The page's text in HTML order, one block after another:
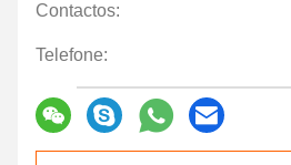
Contactos:
Telefone: